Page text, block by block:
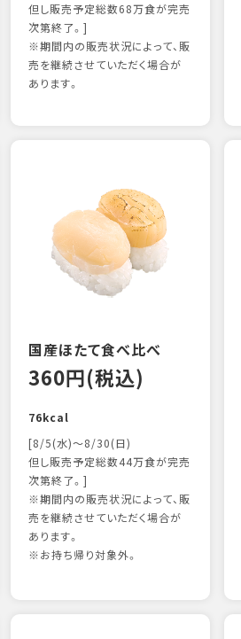
但し販売予定総数68万食が完売
次第終了。]
※期間内の販売状況によって、販
売を継続させていただく場合が
あります。
国産ほたて食べ比べ
360円(税込)
76kcal
[8/5(水)～8/30(日)
但し販売予定総数44万食が完売
次第終了。]
※期間内の販売状況によって、販
売を継続させていただく場合が
あります。
※お持ち帰り対象外。